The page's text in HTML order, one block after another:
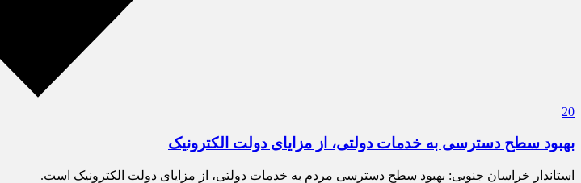
20
بهبود سطح دسترسی به خدمات دولتی، از مزایای دولت الکترونیک
استاندار خراسان جنوبی: بهبود سطح دسترسی مردم به خدمات دولتی، از مزایای دولت الکترونیک است.